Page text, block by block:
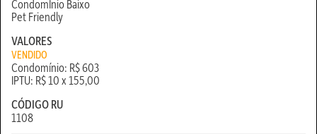
CondomÍnio Baixo
Pet Friendly
VALORES
VENDIDO
Condomínio: R$ 603
IPTU: R$ 10 x 155,00
CÓDIGO RU
1108